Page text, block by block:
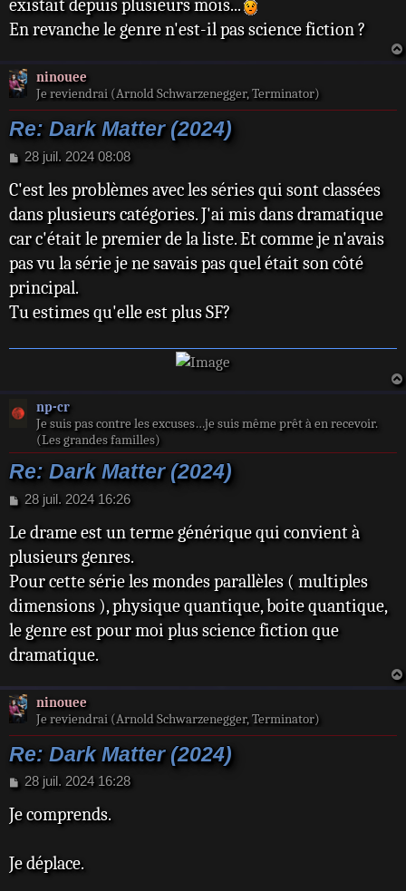
existait depuis plusieurs mois...
En revanche le genre n'est-il pas science fiction ?
ninouee
Je reviendrai (Arnold Schwarzenegger, Terminator)
Re: Dark Matter (2024)
M
s
a
g
28 juil. 2024 08:08
C'est les problèmes avec les séries qui sont classées
dans plusieurs catégories. J'ai mis dans dramatique
car c'était le premier de la liste. Et comme je n'avais
pas vu la série je ne savais pas quel était son côté
principal.
Tu estimes qu'elle est plus SF?
np-cr
Je suis pas contre les excuses…je suis même prêt à en recevoir.
(Les grandes familles)
Re: Dark Matter (2024)
M
s
s
a
g
e
28 juil. 2024 16:26
Le drame est un terme générique qui convient à
plusieurs genres.
Pour cette série les mondes parallèles ( multiples
dimensions ), physique quantique, boite quantique,
le genre est pour moi plus science fiction que
dramatique.
ninouee
Je reviendrai (Arnold Schwarzenegger, Terminator)
Re: Dark Matter (2024)
M
s
g
28 juil. 2024 16:28
Je comprends.
Je déplace.